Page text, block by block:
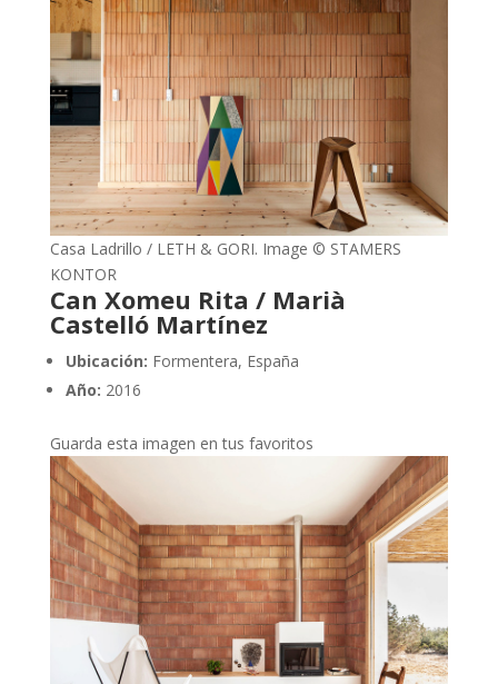
Casa Ladrillo / LETH & GORI. Image © STAMERS
KONTOR
Can Xomeu Rita / Marià
Castelló Martínez
Ubicación: Formentera, España
Año: 2016
Guarda esta imagen en tus favoritos